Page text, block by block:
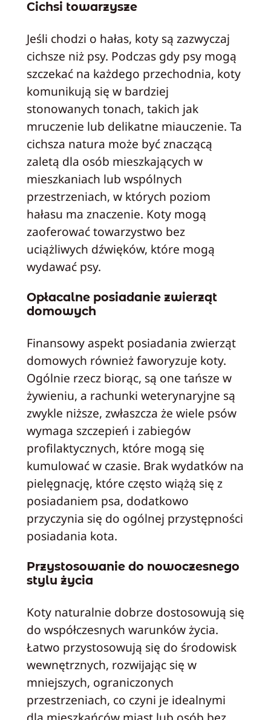
Cichsi towarzysze
Jeśli chodzi o hałas, koty są zazwyczaj
cichsze niż psy. Podczas gdy psy mogą
szczekać na każdego przechodnia, koty
komunikują się w bardziej
stonowanych tonach, takich jak
mruczenie lub delikatne miauczenie. Ta
cichsza natura może być znaczącą
zaletą dla osób mieszkających w
mieszkaniach lub wspólnych
przestrzeniach, w których poziom
hałasu ma znaczenie. Koty mogą
zaoferować towarzystwo bez
uciążliwych dźwięków, które mogą
wydawać psy.
Opłacalne posiadanie zwierząt
domowych
Finansowy aspekt posiadania zwierząt
domowych również faworyzuje koty.
Ogólnie rzecz biorąc, są one tańsze w
żywieniu, a rachunki weterynaryjne są
zwykle niższe, zwłaszcza że wiele psów
wymaga szczepień i zabiegów
profilaktycznych, które mogą się
kumulować w czasie. Brak wydatków na
pielęgnację, które często wiążą się z
posiadaniem psa, dodatkowo
przyczynia się do ogólnej przystępności
posiadania kota.
Przystosowanie do nowoczesnego
stylu życia
Koty naturalnie dobrze dostosowują się
do współczesnych warunków życia.
Łatwo przystosowują się do środowisk
wewnętrznych, rozwijając się w
mniejszych, ograniczonych
przestrzeniach, co czyni je idealnymi